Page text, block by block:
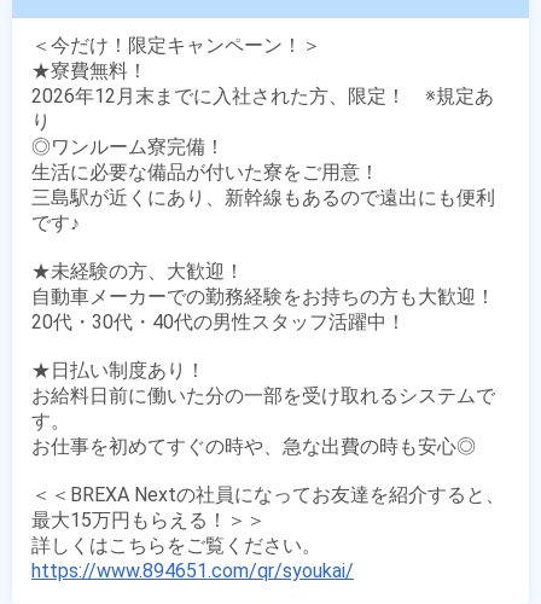
＜今だけ！限定キャンペーン！＞
★寮費無料！
2026年12月末までに入社された方、限定！　※規定あ
り
◎ワンルーム寮完備！
生活に必要な備品が付いた寮をご用意！
三島駅が近くにあり、新幹線もあるので遠出にも便利
です♪
★未経験の方、大歓迎！
自動車メーカーでの勤務経験をお持ちの方も大歓迎！
20代・30代・40代の男性スタッフ活躍中！
★日払い制度あり！
お給料日前に働いた分の一部を受け取れるシステムで
す。
お仕事を初めてすぐの時や、急な出費の時も安心◎
＜＜BREXA Nextの社員になってお友達を紹介すると、
最大15万円もらえる！＞＞
https://www.894651.com/qr/syoukai/